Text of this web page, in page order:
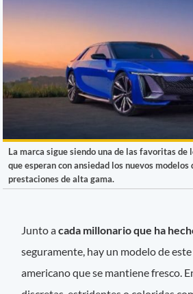
La marca sigue siendo una de las favoritas
que esperan con ansiedad los nuevos
prestaciones de alta gama.
Junto acada millonario que ha
seguramente, hay un modelo de
americano que se mantiene fresco.